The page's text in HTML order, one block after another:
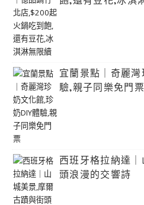
宜蘭景點｜奇麗
驗,親子同樂免門票
西班牙格拉納達
頭浪漫的交響詩